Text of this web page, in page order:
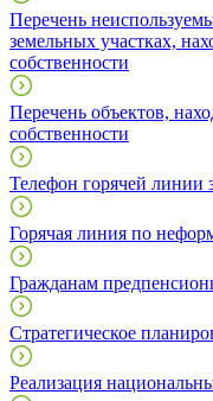
Перечень
земельных участках,
собственности
Перечень объектов,
собственности
Телефон горячей линии
Горячая линия по
Гражданам
Стратегическое
Реализация